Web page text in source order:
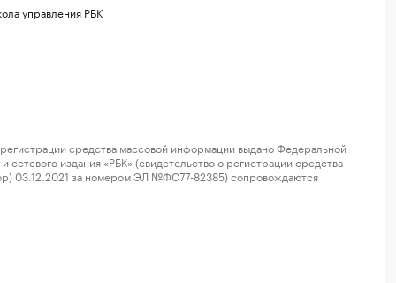
управления РБК
средства массовой информации выдано Федеральной
издания «РБК» (свидетельство о регистрации средства
03.12.2021 за номером ЭЛ №ФС77-82385) сопровождаются